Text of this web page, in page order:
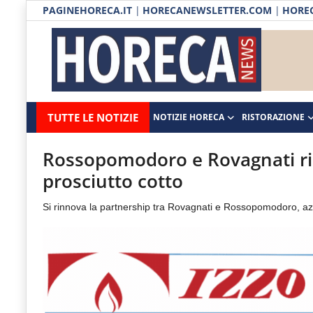
PAGINEHORECA.IT | HORECANEWSLETTER.COM |
Horecanews.it
-
Notizie
Horeca
Il
portale
del
Horeca
e
TUTTE LE NOTIZIE NOTIZIE HORECA RISTORAZIONE
Notizie HORECA
Ristorazione
Ospitalità
Distribuzione
Eventi
RUBRICHE
Rossopomodoro e Rovagnati
prosciutto cotto
Si rinnova la partnership tra Rovagnati e Rossopomodoro,